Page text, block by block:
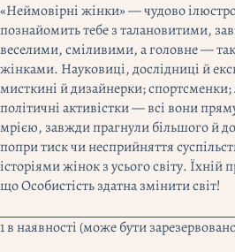
75,00 zł.
45,00 zł.
«Неймовірні жінки» — чудово
познайомить тебе з талановитими,
веселими, сміливими, а головне —
жінками. Науковиці, дослідниці й
мисткині й дизайнерки; спортсменки;
політичні активістки — всі вони
мрією, завжди прагнули більшого й
попри тиск чи несприйняття
історіями жінок з усього світу. Їхній
що Особистість здатна змінити світ!
1 в наявності (може бути